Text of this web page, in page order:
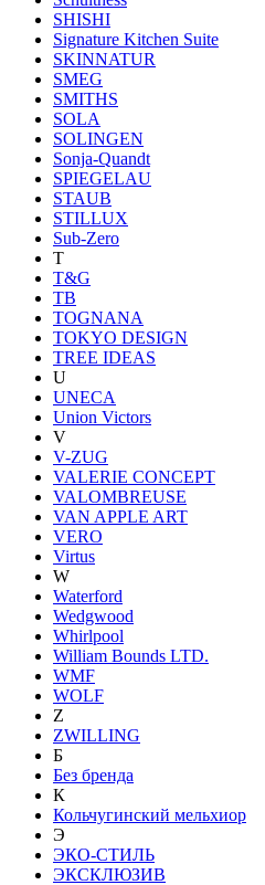
SHISHI
Signature Kitchen Suite
SKINNATUR
SMEG
SMITHS
SOLA
SOLINGEN
Sonja-Quandt
SPIEGELAU
STAUB
STILLUX
Sub-Zero
T
T&G
TB
TOGNANA
TOKYO DESIGN
TREE IDEAS
U
UNECA
Union Victors
V
V-ZUG
VALERIE CONCEPT
VALOMBREUSE
VAN APPLE ART
VERO
Virtus
W
Waterford
Wedgwood
Whirlpool
William Bounds LTD.
WMF
WOLF
Z
ZWILLING
Б
Без бренда
К
Кольчугинский мельхиор
Э
ЭКО-СТИЛЬ
ЭКСКЛЮЗИВ